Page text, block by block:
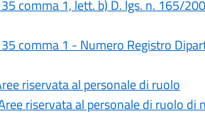
comma 1, lett. b) D. lgs. n. 165/
comma 1 - Numero Registro
riservata al personale di ruolo
riservata al personale di ruolo di